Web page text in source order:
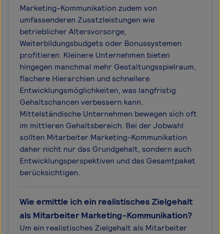
Marketing-Kommunikation zudem von
umfassenderen Zusatzleistungen wie
betrieblicher Altersvorsorge,
Weiterbildungsbudgets oder Bonussystemen
profitieren. Kleinere Unternehmen bieten
hingegen manchmal mehr Gestaltungsspielraum,
flachere Hierarchien und schnellere
Entwicklungsmöglichkeiten, was langfristig
Gehaltschancen verbessern kann.
Mittelständische Unternehmen bewegen sich oft
im mittleren Gehaltsbereich. Bei der Jobwahl
sollten Mitarbeiter Marketing-Kommunikation
daher nicht nur das Grundgehalt, sondern auch
Entwicklungsperspektiven und das Gesamtpaket
berücksichtigen.
Wie ermittle ich ein realistisches Zielgehalt
als Mitarbeiter Marketing-Kommunikation?
Um ein realistisches Zielgehalt als Mitarbeiter